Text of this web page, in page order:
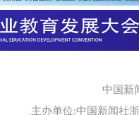
中国新
主办单位:中国新闻社